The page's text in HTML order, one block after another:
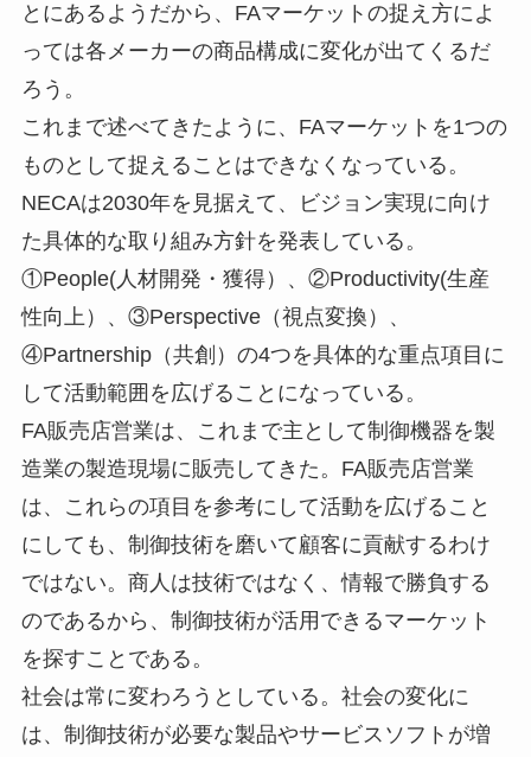
とにあるようだから、FAマーケットの捉え方によ
っては各メーカーの商品構成に変化が出てくるだ
ろう。
これまで述べてきたように、FAマーケットを1つの
ものとして捉えることはできなくなっている。
NECAは2030年を見据えて、ビジョン実現に向け
た具体的な取り組み方針を発表している。
①People(人材開発・獲得）、②Productivity(生産
性向上）、③Perspective（視点変換）、
④Partnership（共創）の4つを具体的な重点項目に
して活動範囲を広げることになっている。
FA販売店営業は、これまで主として制御機器を製
造業の製造現場に販売してきた。FA販売店営業
は、これらの項目を参考にして活動を広げること
にしても、制御技術を磨いて顧客に貢献するわけ
ではない。商人は技術ではなく、情報で勝負する
のであるから、制御技術が活用できるマーケット
を探すことである。
社会は常に変わろうとしている。社会の変化に
は、制御技術が必要な製品やサービスソフトが増